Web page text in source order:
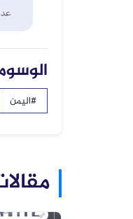
#اليمن